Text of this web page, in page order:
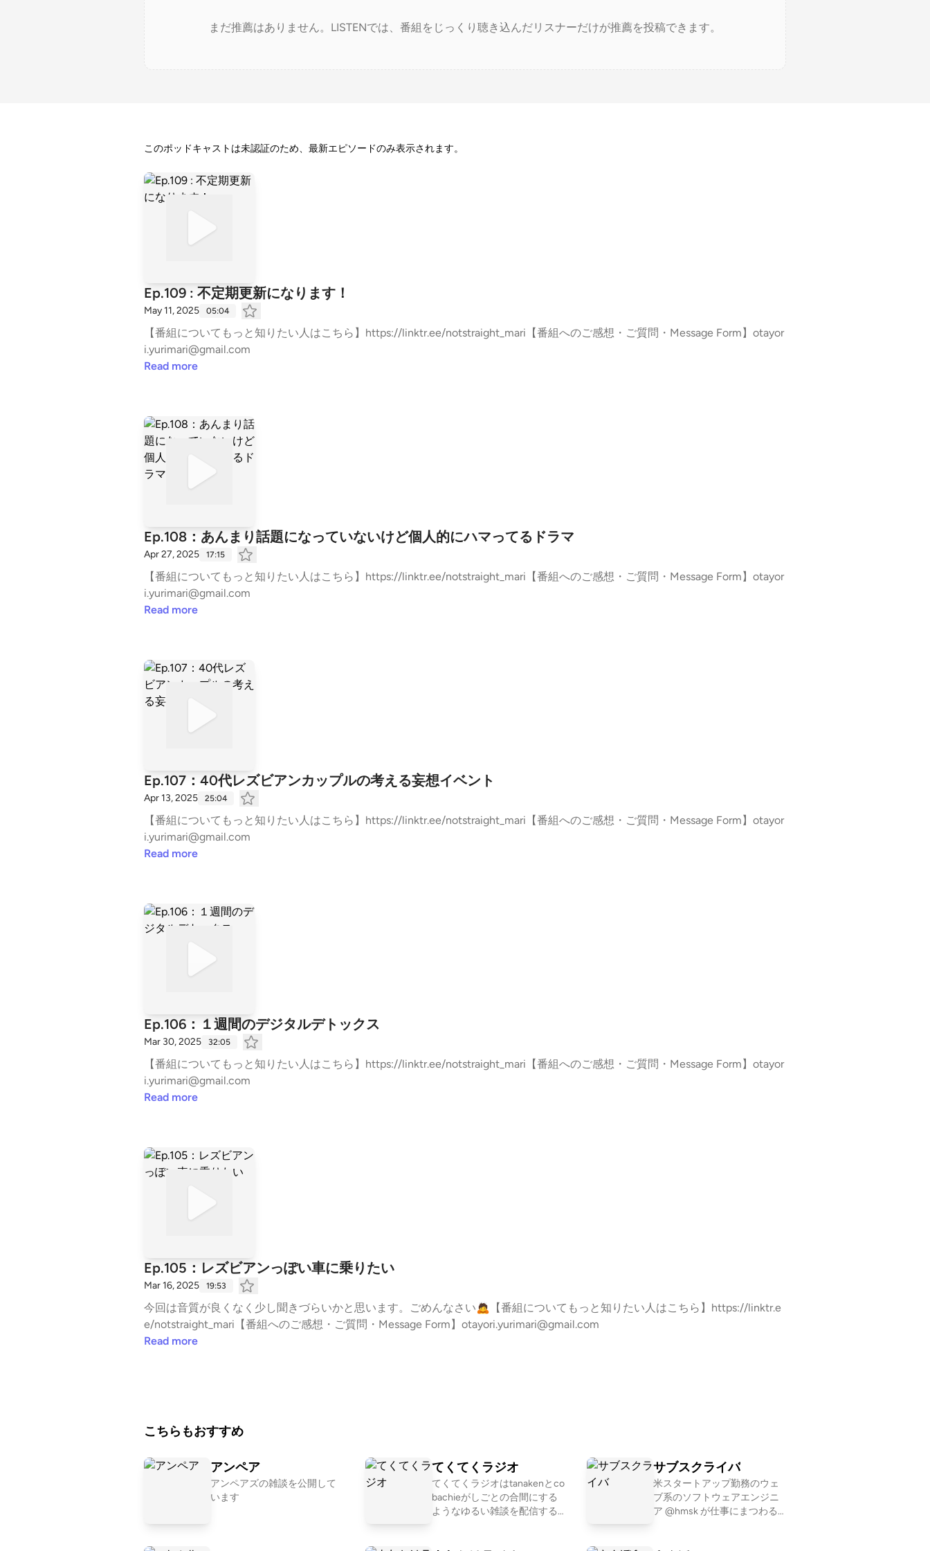
まだ推薦はありません。LISTENでは、番組をじっくり聴き込んだリスナーだけが推薦を投稿できます。
このポッドキャストは未認証のため、最新エピソードのみ表示されます。
Ep.109 : 不定期更新になります！
May 11, 2025 05:04
【番組についてもっと知りたい人はこちら】https://linktr.ee/notstraight_mari【番組へのご感想・ご質問・Message Form】otayor
i.yurimari@gmail.com
Read more
Ep.108：あんまり話題になっていないけど個人的にハマってるドラマ
Apr 27, 2025 17:15
【番組についてもっと知りたい人はこちら】https://linktr.ee/notstraight_mari【番組へのご感想・ご質問・Message Form】otayor
i.yurimari@gmail.com
Read more
Ep.107：40代レズビアンカップルの考える妄想イベント
Apr 13, 2025 25:04
【番組についてもっと知りたい人はこちら】https://linktr.ee/notstraight_mari【番組へのご感想・ご質問・Message Form】otayor
i.yurimari@gmail.com
Read more
Ep.106：１週間のデジタルデトックス
Mar 30, 2025 32:05
【番組についてもっと知りたい人はこちら】https://linktr.ee/notstraight_mari【番組へのご感想・ご質問・Message Form】otayor
i.yurimari@gmail.com
Read more
Ep.105：レズビアンっぽい車に乗りたい
Mar 16, 2025 19:53
今回は音質が良くなく少し聞きづらいかと思います。ごめんなさい🙇【番組についてもっと知りたい人はこちら】https://linktr.e
e/notstraight_mari【番組へのご感想・ご質問・Message Form】otayori.yurimari@gmail.com
Read more
こちらもおすすめ
アンペア
アンペアズの雑談を公開して
います
てくてくラジオ
てくてくラジオはtanakenとco
bachieがしごとの合間にする
ようなゆるい雑談を配信するP
サブスクライバ
米スタートアップ勤務のウェ
ブ系のソフトウェアエンジニ
ア @hmsk が仕事にまつわる